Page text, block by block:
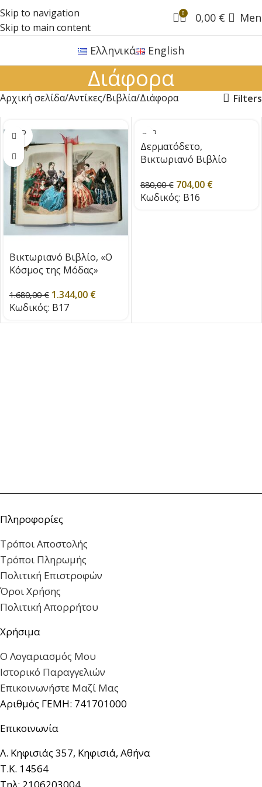
Skip to navigation
Skip to main content
0 0,00 €
Ελληνικά English
Διάφορα
Αρχική σελίδα Αντίκες Βιβλία Διάφορα Filters
SOLD
OUT
Βικτωριανό Βιβλίο, «Ο
Κόσμος της Μόδας»
1.680,00€ 1.344,00 €
Κωδικός: B17
SOLD
Δερματόδετο,
Βικτωριανό Βιβλίο
1857
880,00€ 704,00 €
Κωδικός: B16
Πληροφορίες
Τρόποι Αποστολής
Τρόποι Πληρωμής
Πολιτική Επιστροφών
Όροι Χρήσης
Πολιτική Απορρήτου
Χρήσιμα
Ο Λογαριασμός Μου
Ιστορικό Παραγγελιών
Επικοινωνήστε Μαζί Μας
Αριθμός ΓΕΜΗ: 741701000
Επικοινωνία
Λ. Κηφισιάς 357, Κηφισιά, Αθήνα
Τ.Κ. 14564